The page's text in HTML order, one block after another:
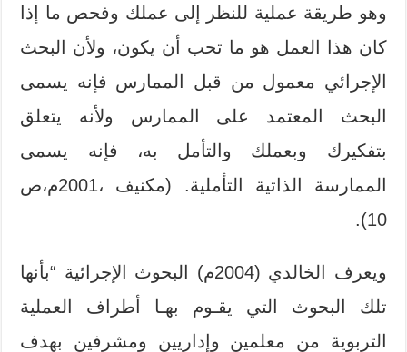
وهو طريقة عملية للنظر إلى عملك وفحص ما إذا
كان هذا العمل هو ما تحب أن يكون، ولأن البحث
الإجرائي معمول من قبل الممارس فإنه يسمى
البحث المعتمد على الممارس ولأنه يتعلق
بتفكيرك وبعملك والتأمل به، فإنه يسمى
الممارسة الذاتية التأملية. (مكنيف ،2001م،ص
10).
ويعرف الخالدي (2004م) البحوث الإجرائية “بأنها
تلك البحوث التي يقـوم بهـا أطراف العملية
التربوية من معلمين وإداريين ومشرفين بهدف